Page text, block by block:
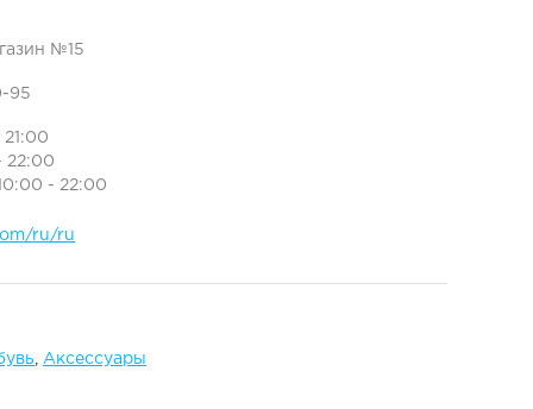
№15
95
21:00
22:00
- 22:00
ru/ru
Аксессуары